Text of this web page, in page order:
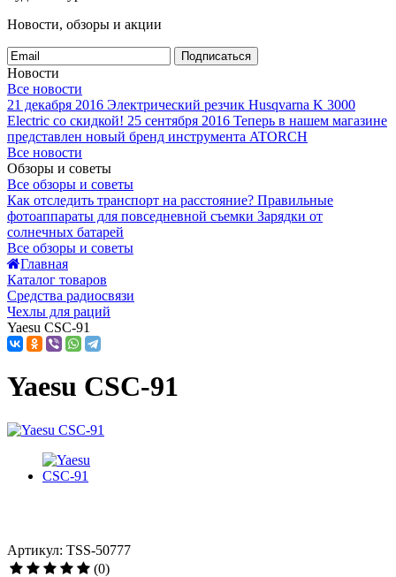
Новости, обзоры и акции
Подписаться
Новости
Все новости
21 декабря 2016 Электрический резчик Husqvarna K 3000
Electric со скидкой! 25 сентября 2016 Теперь в нашем магазине
представлен новый бренд инструмента ATORCH
Все новости
Обзоры и советы
Все обзоры и советы
Как отследить транспорт на расстояние? Правильные
фотоаппараты для повседневной съемки Зарядки от
солнечных батарей
Все обзоры и советы
Главная
Каталог товаров
Средства радиосвязи
Чехлы для раций
Yaesu CSC-91
Yaesu CSC-91
Артикул: TSS-50777
(0)